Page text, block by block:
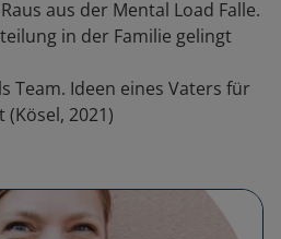
aus der Mental Load Falle.
in der Familie gelingt
Team. Ideen eines Vaters für
2021)